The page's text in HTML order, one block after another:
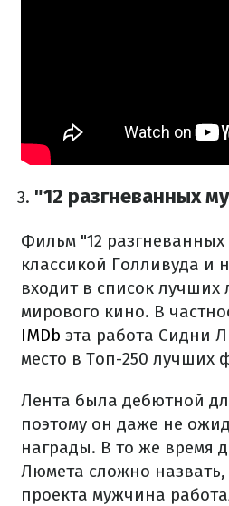
"12 разгневанных
Фильм "12
классикой Голливуда и
входит в список лучших
мирового кино. В
IMDb эта работа Сидни
место в Топ-250 лучших
Лента была дебютной
поэтому он даже не
награды. В то же время
Люмета сложно назвать,
проекта мужчина